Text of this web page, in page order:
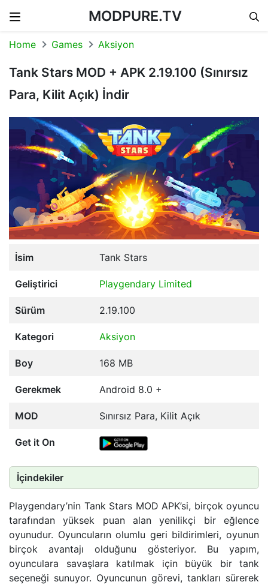
MODPURE.TV
Home Games Aksiyon
Tank Stars MOD + APK 2.19.100 (Sınırsız
Para, Kilit Açık) İndir
İsim Tank Stars
Geliştirici Playgendary Limited
Sürüm 2.19.100
Kategori Aksiyon
Boy 168 MB
Gerekmek Android 8.0 +
MOD Sınırsız Para, Kilit Açık
Get it On
İçindekiler
Playgendary’nin Tank Stars MOD APK’si, birçok oyuncu
tarafından yüksek puan alan yenilikçi bir eğlence
oyunudur. Oyuncuların olumlu geri bildirimleri, oyunun
birçok avantajı olduğunu gösteriyor. Bu yapım,
oyunculara savaşlara katılmak için büyük bir tank
seçeneği sunuyor. Oyuncunun görevi, tankları sürerek